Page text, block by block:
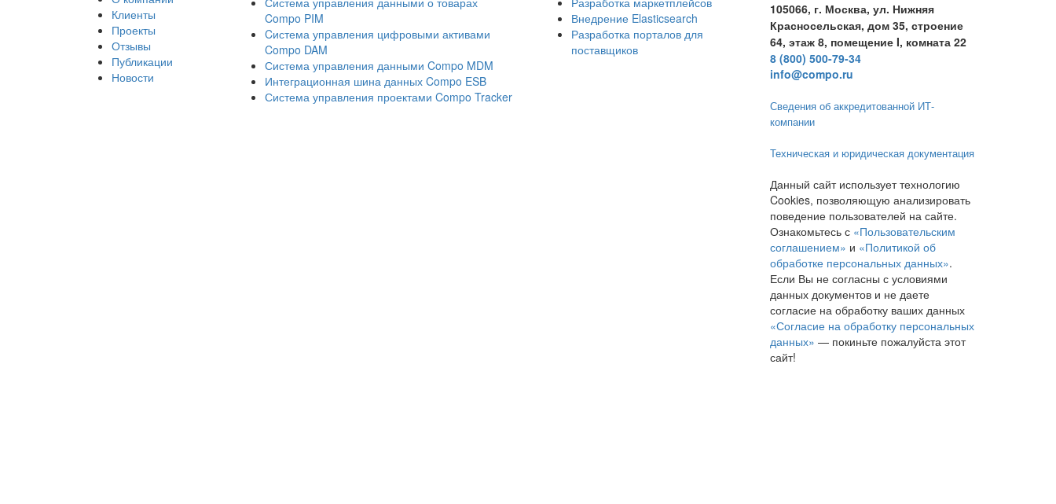
Клиенты
Проекты
Отзывы
Публикации
Новости
Compo PIM
Cистема управления цифровыми активами
Compo DAM
Система управления данными Compo MDM
Интеграционная шина данных Compo ESB
Система управления проектами Compo Tracker
Внедрение Elasticsearch
Разработка порталов для
поставщиков
105066, г. Москва, ул. Нижняя
Красносельская, дом 35, строение
64, этаж 8, помещение I, комната 22
8 (800) 500-79-34
info@compo.ru
Сведения об аккредитованной ИТ-
компании
Техническая и юридическая документация
Данный сайт использует технологию
Cookies, позволяющую анализировать
поведение пользователей на сайте.
Ознакомьтесь с «Пользовательским
соглашением» и «Политикой об
обработке персональных данных».
Если Вы не согласны с условиями
данных документов и не даете
согласие на обработку ваших данных
«Согласие на обработку персональных
данных» — покиньте пожалуйста этот
сайт!